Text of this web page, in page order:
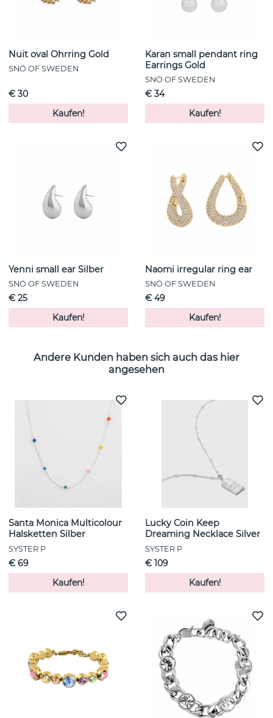
Nuit oval Ohrring Gold
SNÖ OF SWEDEN
€ 30
Kaufen!
Karan small pendant ring
Earrings Gold
SNÖ OF SWEDEN
€ 34
Kaufen!
Yenni small ear Silber
SNÖ OF SWEDEN
€ 25
Kaufen!
Naomi irregular ring ear
SNÖ OF SWEDEN
€ 49
Kaufen!
Andere Kunden haben sich auch das hier
angesehen
Santa Monica Multicolour
Halsketten Silber
SYSTER P
€ 69
Kaufen!
Lucky Coin Keep
Dreaming Necklace Silver
SYSTER P
€ 109
Kaufen!